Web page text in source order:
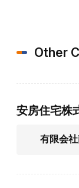
Other
安房住宅株
有限会